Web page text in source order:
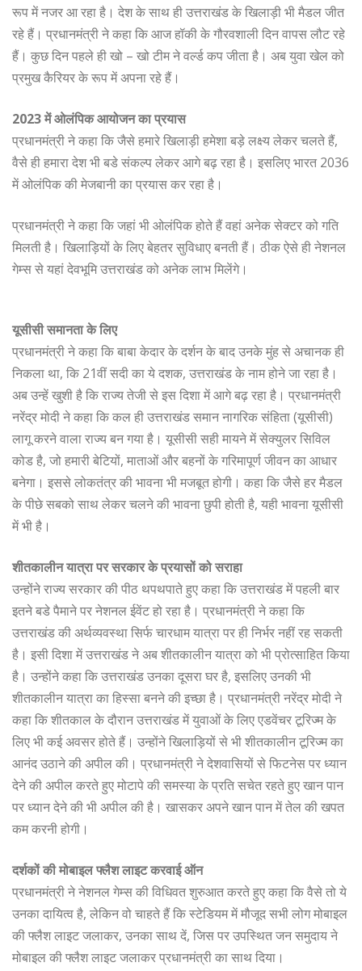
रूप में नजर आ रहा है। देश के साथ ही उत्तराखंड के खिलाड़ी भी मैडल जीत
रहे हैं। प्रधानमंत्री ने कहा कि आज हॉकी के गौरवशाली दिन वापस लौट रहे
हैं। कुछ दिन पहले ही खो – खो टीम ने वर्ल्ड कप जीता है। अब युवा खेल को
प्रमुख कैरियर के रूप में अपना रहे हैं।
2023 में ओलंपिक आयोजन का प्रयास
प्रधानमंत्री ने कहा कि जैसे हमारे खिलाड़ी हमेशा बड़े लक्ष्य लेकर चलते हैं,
वैसे ही हमारा देश भी बडे संकल्प लेकर आगे बढ़ रहा है। इसलिए भारत 2036
में ओलंपिक की मेजबानी का प्रयास कर रहा है।
प्रधानमंत्री ने कहा कि जहां भी ओलंपिक होते हैं वहां अनेक सेक्टर को गति
मिलती है। खिलाड़ियों के लिए बेहतर सुविधाए बनती हैं। ठीक ऐसे ही नेशनल
गेम्स से यहां देवभूमि उत्तराखंड को अनेक लाभ मिलेंगे।
यूसीसी समानता के लिए
प्रधानमंत्री ने कहा कि बाबा केदार के दर्शन के बाद उनके मुंह से अचानक ही
निकला था, कि 21वीं सदी का ये दशक, उत्तराखंड के नाम होने जा रहा है।
अब उन्हें खुशी है कि राज्य तेजी से इस दिशा में आगे बढ़ रहा है। प्रधानमंत्री
नरेंद्र मोदी ने कहा कि कल ही उत्तराखंड समान नागरिक संहिता (यूसीसी)
लागू करने वाला राज्य बन गया है। यूसीसी सही मायने में सेक्युलर सिविल
कोड है, जो हमारी बेटियों, माताओं और बहनों के गरिमापूर्ण जीवन का आधार
बनेगा। इससे लोकतंत्र की भावना भी मजबूत होगी। कहा कि जैसे हर मैडल
के पीछे सबको साथ लेकर चलने की भावना छुपी होती है, यही भावना यूसीसी
में भी है।
शीतकालीन यात्रा पर सरकार के प्रयासों को सराहा
उन्होंने राज्य सरकार की पीठ थपथपाते हुए कहा कि उत्तराखंड में पहली बार
इतने बडे पैमाने पर नेशनल ईवेंट हो रहा है। प्रधानमंत्री ने कहा कि
उत्तराखंड की अर्थव्यवस्था सिर्फ चारधाम यात्रा पर ही निर्भर नहीं रह सकती
है। इसी दिशा में उत्तराखंड ने अब शीतकालीन यात्रा को भी प्रोत्साहित किया
है। उन्होंने कहा कि उत्तराखंड उनका दूसरा घर है, इसलिए उनकी भी
शीतकालीन यात्रा का हिस्सा बनने की इच्छा है। प्रधानमंत्री नरेंद्र मोदी ने
कहा कि शीतकाल के दौरान उत्तराखंड में युवाओं के लिए एडवेंचर टूरिज्म के
लिए भी कई अवसर होते हैं। उन्होंने खिलाड़ियों से भी शीतकालीन टूरिज्म का
आनंद उठाने की अपील की। प्रधानमंत्री ने देशवासियों से फिटनेस पर ध्यान
देने की अपील करते हुए मोटापे की समस्या के प्रति सचेत रहते हुए खान पान
पर ध्यान देने की भी अपील की है। खासकर अपने खान पान में तेल की खपत
कम करनी होगी।
दर्शकों की मोबाइल फ्लैश लाइट करवाई ऑन
प्रधानमंत्री ने नेशनल गेम्स की विधिवत शुरुआत करते हुए कहा कि वैसे तो ये
उनका दायित्व है, लेकिन वो चाहते हैं कि स्टेडियम में मौजूद सभी लोग मोबाइल
की फ्लैश लाइट जलाकर, उनका साथ दें, जिस पर उपस्थित जन समुदाय ने
मोबाइल की फ्लैश लाइट जलाकर प्रधानमंत्री का साथ दिया।